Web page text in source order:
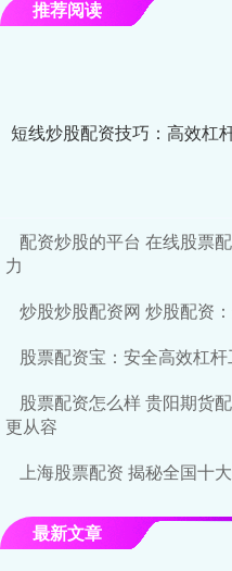
推荐阅读
短线炒股配资技巧：高效杠
配资炒股的平台 在线股票
力
炒股炒股配资网 炒股配资
股票配资宝：安全高效杠
股票配资怎么样 贵阳期货
更从容
上海股票配资 揭秘全国十
最新文章